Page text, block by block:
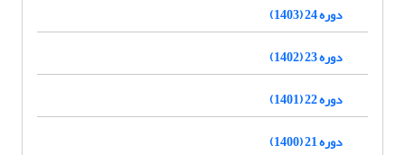
دوره 24 (1403)
دوره 23 (1402)
دوره 22 (1401)
دوره 21 (1400)